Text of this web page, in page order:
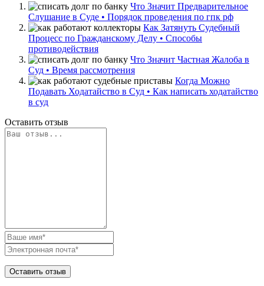
Что Значит Предварительное
Слушание в Суде • Порядок проведения по гпк рф
Как Затянуть Судебный
Процесс по Гражданскому Делу • Способы
противодействия
Что Значит Частная Жалоба в
Суд • Время рассмотрения
Когда Можно
Подавать Ходатайство в Суд • Как написать ходатайство
в суд
Оставить отзыв